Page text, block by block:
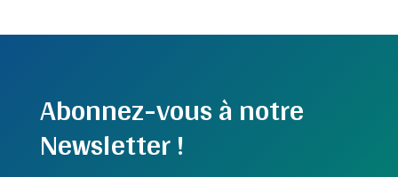
Abonnez-vous à notre
Newsletter !